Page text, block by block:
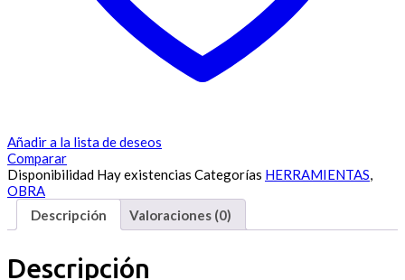
Añadir a la lista de deseos
Comparar
Disponibilidad Hay existencias Categorías HERRAMIENTAS,
OBRA
Descripción
Valoraciones (0)
Descripción